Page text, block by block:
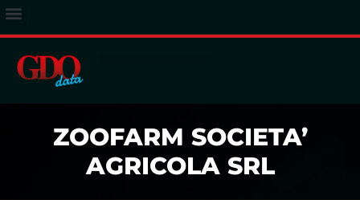
ZOOFARM SOCIETA’
AGRICOLA SRL